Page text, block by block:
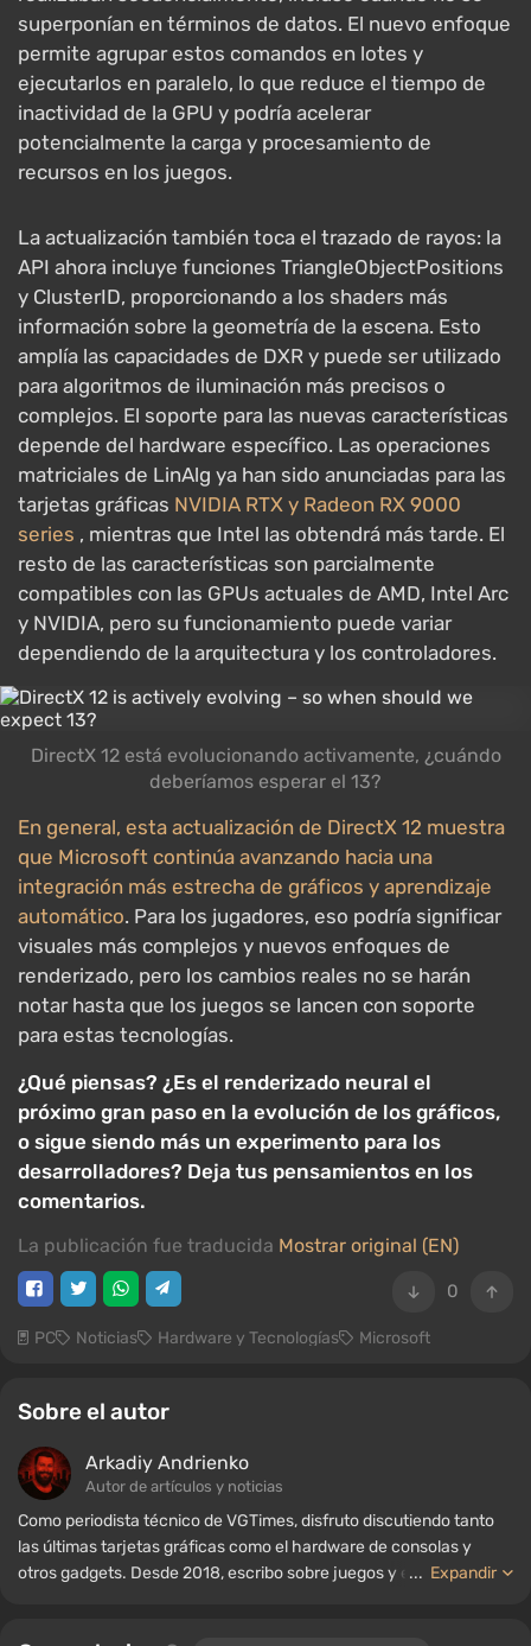
superponían en términos de datos. El nuevo enfoque
permite agrupar estos comandos en lotes y
ejecutarlos en paralelo, lo que reduce el tiempo de
inactividad de la GPU y podría acelerar
potencialmente la carga y procesamiento de
recursos en los juegos.
La actualización también toca el trazado de rayos: la
API ahora incluye funciones TriangleObjectPositions
y ClusterID, proporcionando a los shaders más
información sobre la geometría de la escena. Esto
amplía las capacidades de DXR y puede ser utilizado
para algoritmos de iluminación más precisos o
complejos. El soporte para las nuevas características
depende del hardware específico. Las operaciones
matriciales de LinAlg ya han sido anunciadas para las
tarjetas gráficas NVIDIA RTX y Radeon RX 9000
series , mientras que Intel las obtendrá más tarde. El
resto de las características son parcialmente
compatibles con las GPUs actuales de AMD, Intel Arc
y NVIDIA, pero su funcionamiento puede variar
dependiendo de la arquitectura y los controladores.
DirectX 12 está evolucionando activamente, ¿cuándo
deberíamos esperar el 13?
En general, esta actualización de DirectX 12 muestra
que Microsoft continúa avanzando hacia una
integración más estrecha de gráficos y aprendizaje
automático. Para los jugadores, eso podría significar
visuales más complejos y nuevos enfoques de
renderizado, pero los cambios reales no se harán
notar hasta que los juegos se lancen con soporte
para estas tecnologías.
¿Qué piensas? ¿Es el renderizado neural el
próximo gran paso en la evolución de los gráficos,
o sigue siendo más un experimento para los
desarrolladores? Deja tus pensamientos en los
comentarios.
La publicación fue traducida Mostrar original (EN)
0
PC Noticias Hardware y Tecnologías Microsoft
Sobre el autor
Arkadiy Andrienko
Autor de artículos y noticias
Como periodista técnico de VGTimes, disfruto discutiendo tanto
las últimas tarjetas gráficas como el hardware de consolas y
otros gadgets. Desde 2018, escribo sobre juegos y equipos; mi
... Expandir